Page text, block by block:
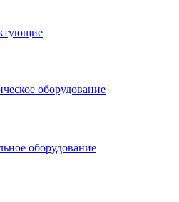
оборудование
оборудование